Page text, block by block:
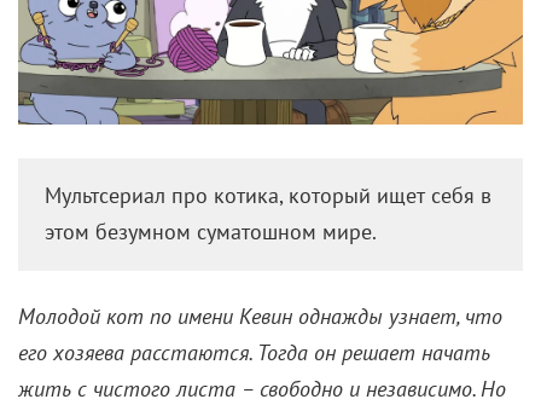
Мультсериал про котика, который ищет себя в
этом безумном суматошном мире.
Молодой кот по имени Кевин однажды узнает, что
его хозяева расстаются. Тогда он решает начать
жить с чистого листа – свободно и независимо. Но